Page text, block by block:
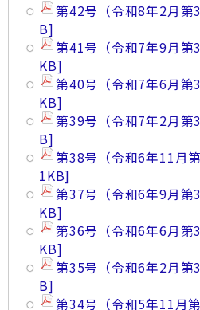
第42号（令和8年2月第
B]
第41号（令和7年9月第
KB]
第40号（令和7年6月第
KB]
第39号（令和7年2月第
B]
第38号（令和6年11月
1KB]
第37号（令和6年9月第
KB]
第36号（令和6年6月第
KB]
第35号（令和6年2月第
B]
第34号（令和5年11月